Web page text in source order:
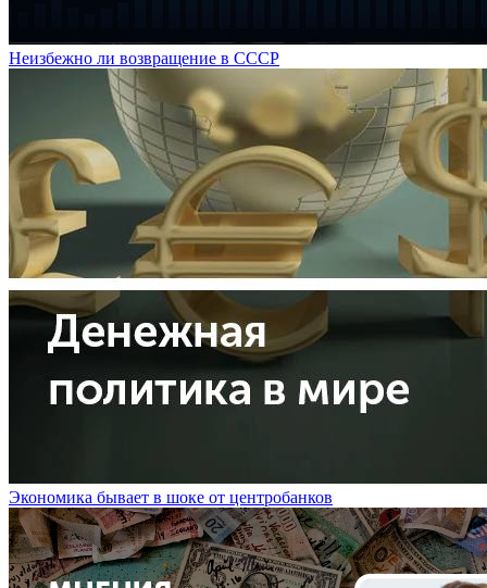
Неизбежно ли возвращение в СССР
Экономика бывает в шоке от центробанков